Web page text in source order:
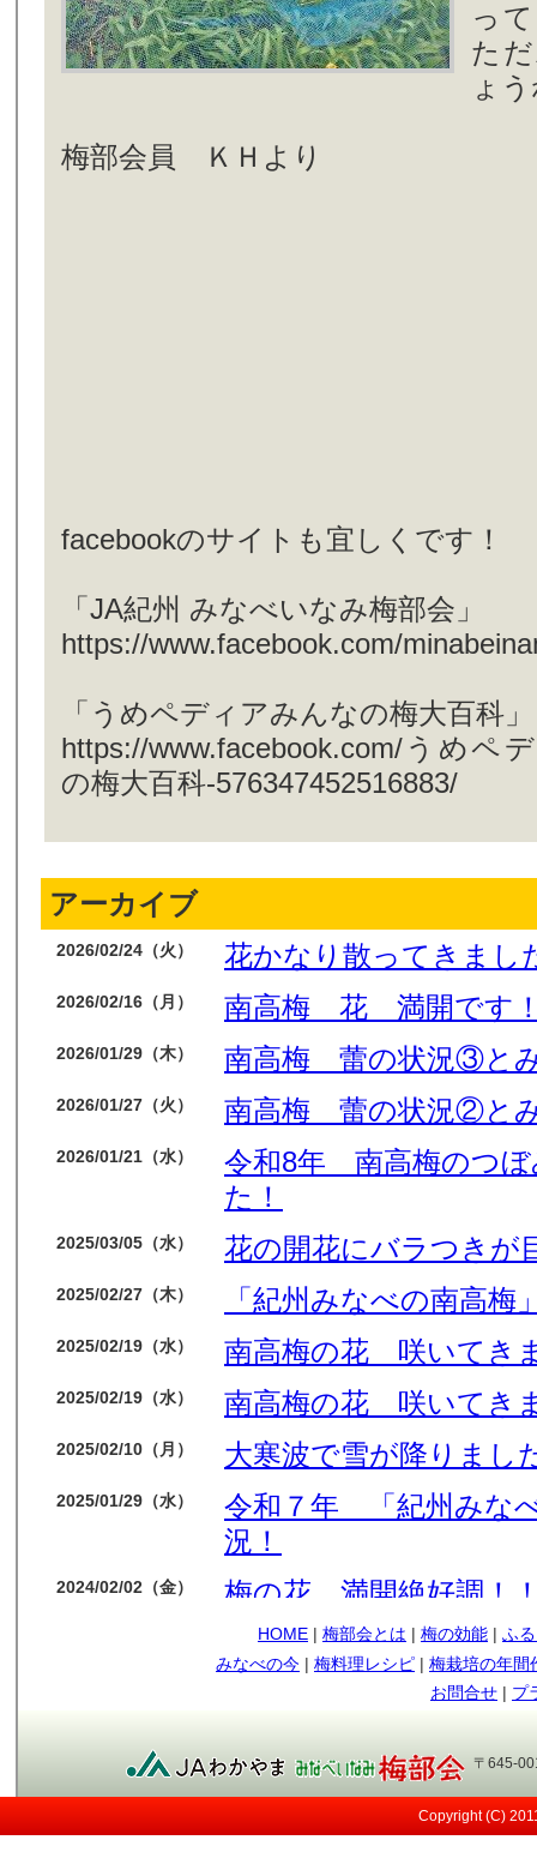
っ
た
ょ
梅部会員 ＫＨより
facebookのサイトも宜しくです！
「JA紀州 みなべいなみ梅部会」
https://www.facebook.com/
「うめペディアみんなの梅大百科」
https://www.facebook.com/うめペ
の梅大百科-576347452516883/
アーカイブ
2026/02/24（火） 花かなり散ってきま
2026/02/16（月） 南高梅 花 満開です
2026/01/29（木） 南高梅 蕾の状況③と
2026/01/27（火） 南高梅 蕾の状況②と
2026/01/21（水）
令和8年 南高梅のつぼ
た！
2025/03/05（水） 花の開花にバラつきが
2025/02/27（木） 「紀州みなべの南高
2025/02/19（水） 南高梅の花 咲いてき
2025/02/19（水） 南高梅の花 咲いてき
2025/02/10（月） 大寒波で雪が降りまし
2025/01/29（水）
令和７年 「紀州みな
況！
2024/02/02（金） 梅の花 満開絶好調！
今年も梅の花順調です
もう少しで収獲です
順調に育ってます
2023/03/29（水） 今年も南高梅の実が見
HOME | 梅部会とは | 梅の効能 | ふ
みなべの今 | 梅料理レシピ | 梅栽培の年間
お問合せ | プ
〒645-
Copyright (C)